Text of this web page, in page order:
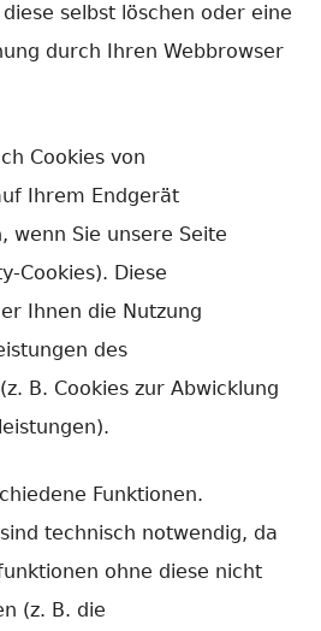
selbst löschen oder eine
durch Ihren Webbrowser
Cookies von
Ihrem Endgerät
wenn Sie unsere Seite
Cookies). Diese
Ihnen die Nutzung
des
B. Cookies zur Abwicklung
Funktionen.
technisch notwendig, da
ohne diese nicht
(z. B. die